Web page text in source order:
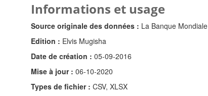
Informations et usage
Source originale des données : La Banque Mondiale
Edition : Elvis Mugisha
Date de création : 05-09-2016
Mise à jour : 06-10-2020
Types de fichier : CSV, XLSX